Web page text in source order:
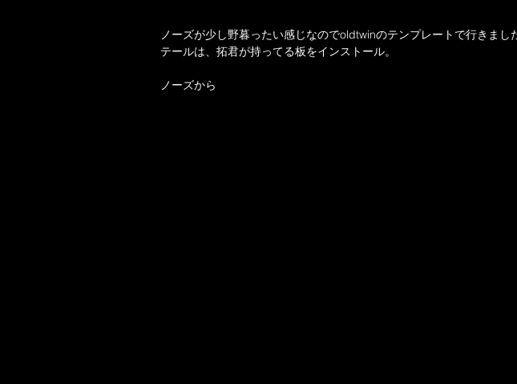
ノーズが少し野暮ったい感じなのでoldtwinのテンプレートで行きまし
テールは、拓君が持ってる板をインストール。
ノーズから